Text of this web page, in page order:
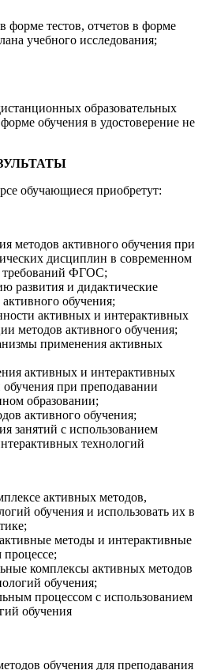
форме тестов, отчетов в форме
учебного исследования;
образовательных
обучения в удостоверение не
обучающиеся приобретут:
методов активного обучения при
дисциплин в современном
требований ФГОС;
развития и дидактические
обучения;
активных и интерактивных
методов активного обучения;
применения активных
активных и интерактивных
при преподавании
образовании;
активного обучения;
занятий с использованием
технологий
активных методов,
обучения и использовать их в
методы и интерактивные
комплексы активных методов
обучения;
процессом с использованием
обучения
обучения для преподавания